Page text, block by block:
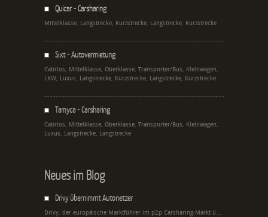
Quicar - Carsharing
Mittelklasse, Langstrecke, Kurzstrecke, Langstrecke, Kurzstrecke
Sixt - Autovermietung
Cabrios, Mittelklasse, Oberklasse, Transporter/Bus, Kleinwagen,
LKW, Luxus, Langstrecke, Kurzstrecke, Langstrecke, Kurzstrecke
Tamyca - Carsharing
Cabrios, Mittelklasse, Oberklasse, Transporter/Bus, Kleinwagen,
Luxus, Langstrecke, Langstrecke
Neues im Blog
Drivy übernimmt Autonetzer
Drivy, der europäische Marktführer im p2p Carsharing-Markt ü...